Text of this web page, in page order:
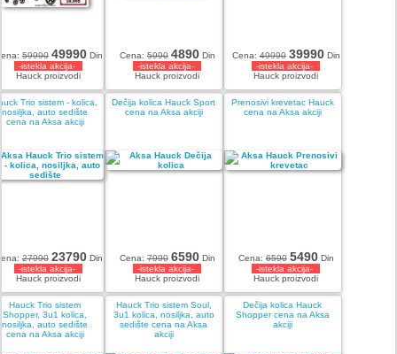
59990 49990Din
-istekla akcija-
Hauck proizvodi
Cena:5990 4890Din
-istekla akcija-
Hauck proizvodi
Cena:49990 39990Din
-istekla akcija-
Hauck proizvodi
Trio sistem - kolica,
nosiljka, auto sedište
cena na Aksa akciji
27990 23790Din
-istekla akcija-
Hauck proizvodi
Dečija kolica Hauck Sport
cena na Aksa akciji
Cena:7990 6590Din
-istekla akcija-
Hauck proizvodi
Prenosivi krevetac Hauck
cena na Aksa akciji
Cena:6590 5490Din
-istekla akcija-
Hauck proizvodi
Hauck Trio sistem
Shopper, 3u1 kolica,
nosiljka, auto sedište
cena na Aksa akciji
Hauck Trio sistem Soul,
3u1 kolica, nosiljka, auto
sedište cena na Aksa
akciji
Dečija kolica Hauck
Shopper cena na Aksa
akciji